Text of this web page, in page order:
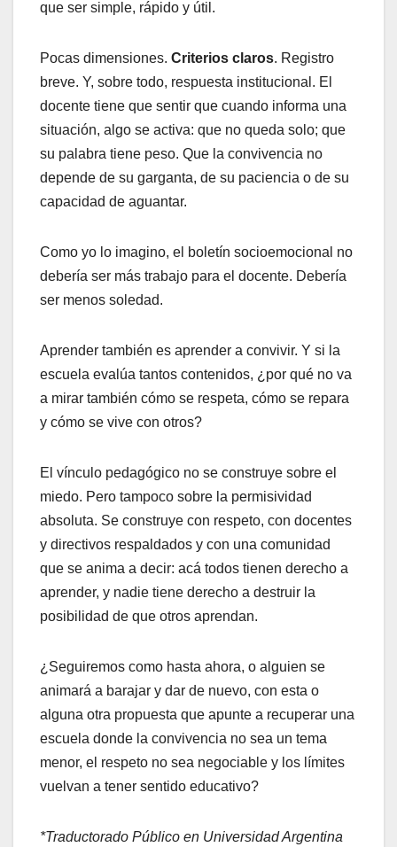
que ser simple, rápido y útil.
Pocas dimensiones. Criterios claros. Registro
breve. Y, sobre todo, respuesta institucional. El
docente tiene que sentir que cuando informa una
situación, algo se activa: que no queda solo; que
su palabra tiene peso. Que la convivencia no
depende de su garganta, de su paciencia o de su
capacidad de aguantar.
Como yo lo imagino, el boletín socioemocional no
debería ser más trabajo para el docente. Debería
ser menos soledad.
Aprender también es aprender a convivir. Y si la
escuela evalúa tantos contenidos, ¿por qué no va
a mirar también cómo se respeta, cómo se repara
y cómo se vive con otros?
El vínculo pedagógico no se construye sobre el
miedo. Pero tampoco sobre la permisividad
absoluta. Se construye con respeto, con docentes
y directivos respaldados y con una comunidad
que se anima a decir: acá todos tienen derecho a
aprender, y nadie tiene derecho a destruir la
posibilidad de que otros aprendan.
¿Seguiremos como hasta ahora, o alguien se
animará a barajar y dar de nuevo, con esta o
alguna otra propuesta que apunte a recuperar una
escuela donde la convivencia no sea un tema
menor, el respeto no sea negociable y los límites
vuelvan a tener sentido educativo?
*Traductorado Público en Universidad Argentina